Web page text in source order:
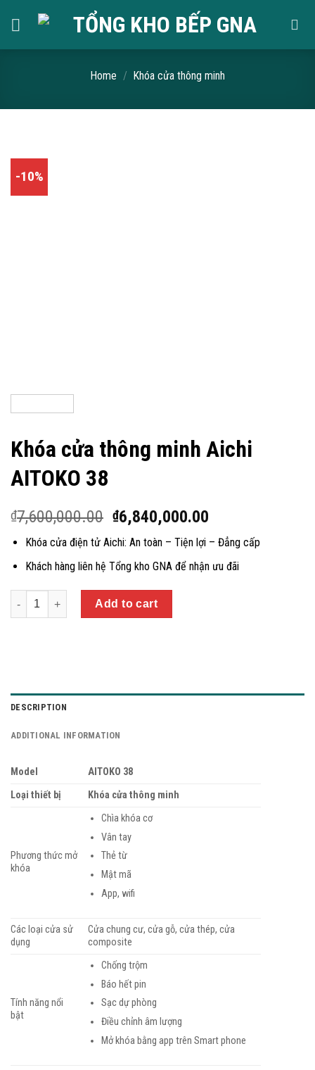
Home / Khóa cửa thông minh
-10%
Khóa cửa thông minh Aichi
AITOKO 38
₫7,600,000.00 ₫6,840,000.00
Khóa cửa điện tử Aichi: An toàn – Tiện lợi – Đẳng cấp
Khách hàng liên hệ Tổng kho GNA để nhận ưu đãi
Quantity
Add to cart
DESCRIPTION
ADDITIONAL INFORMATION
Model
AITOKO 38
Loại thiết bị
Khóa cửa thông minh
Phương thức mở
khóa
Chìa khóa cơ
Vân tay
Thẻ từ
Mật mã
App, wifi
Các loại cửa sử
dụng
Cửa chung cư, cửa gỗ, cửa thép, cửa
composite
Tính năng nổi
bật
Chống trộm
Báo hết pin
Sạc dự phòng
Điều chỉnh âm lượng
Mở khóa bằng app trên Smart phone